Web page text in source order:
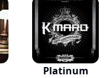
Platinum